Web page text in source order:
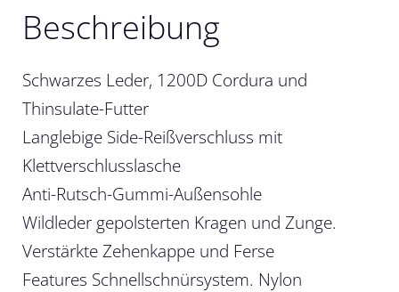
Beschreibung
Schwarzes Leder, 1200D Cordura und
Thinsulate-Futter
Langlebige Side-Reißverschluss mit
Klettverschlusslasche
Anti-Rutsch-Gummi-Außensohle
Wildleder gepolsterten Kragen und Zunge.
Verstärkte Zehenkappe und Ferse
Features Schnellschnürsystem. Nylon